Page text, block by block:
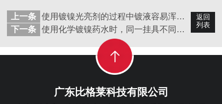
返回
列表
上一条 使用镀镍光亮剂的过程中镀液容易浑浊且反复出现沙粒状镀层的原因
下一条 使用化学镀镍药水时，同一挂具不同工件镀层厚度不均匀需注意这一点
广东比格莱科技有限公司